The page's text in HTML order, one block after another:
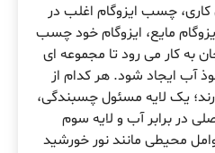
چسب ایزوگام اغلب در
مایع، ایزوگام خود چسب
به کار می رود تا مجموعه ای
آب ایجاد شود. هر کدام از
یک لایه مسئول چسبندگی،
در برابر آب و لایه سوم
محیطی مانند نور خورشید